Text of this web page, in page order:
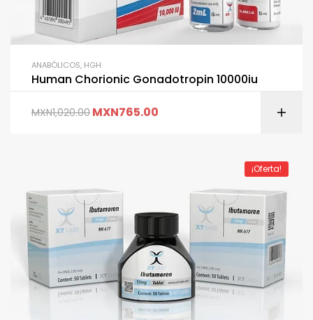
ANABÓLICOS, HGH
Human Chorionic Gonadotropin 10000iu
MXN1,020.00 MXN765.00
¡Oferta!